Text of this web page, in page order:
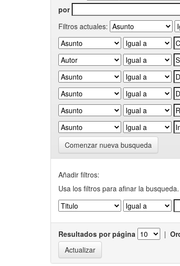
por
Filtros actuales:
Comenzar nueva busqueda
Añadir filtros:
Usa los filtros para afinar la busqueda.
Resultados por página |